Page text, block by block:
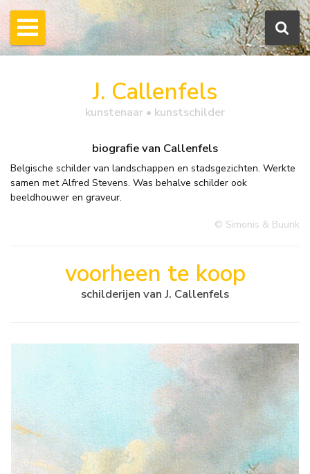
J. Callenfels
kunstenaar • kunstschilder
biografie van Callenfels
Belgische schilder van landschappen en stadsgezichten. Werkte
samen met Alfred Stevens. Was behalve schilder ook
beeldhouwer en graveur.
© Simonis & Buunk
voorheen te koop
schilderijen van J. Callenfels